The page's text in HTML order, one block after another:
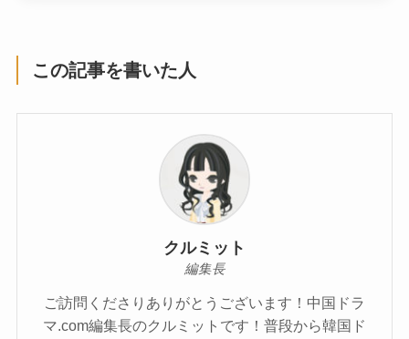
この記事を書いた人
クルミット
編集長
ご訪問くださりありがとうございます！中国ドラ
マ.com編集長のクルミットです！普段から韓国ド